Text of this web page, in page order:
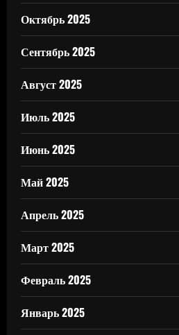
Октябрь 2025
Сентябрь 2025
Август 2025
Июль 2025
Июнь 2025
Май 2025
Апрель 2025
Март 2025
Февраль 2025
Январь 2025